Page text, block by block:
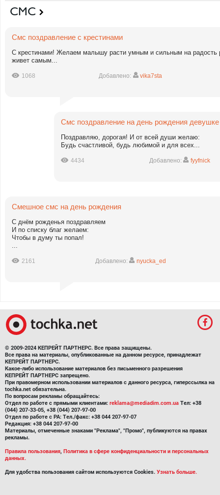
СМС
Смс поздравление с крестинами
С крестинами! Желаем малышу расти умным и сильным на радость
живет самым...
1068 Добавлено: vika7sta
Смс поздравление на день рождения девушке
Поздравляю, дорогая! И от всей души желаю:
Будь счастливой, будь любимой и для всех...
4434 Добавлено: fyyfnick
Смешное смс на день рождения
С днём рожденья поздравляем
И по списку благ желаем:
Чтобы в думу ты попал!
...
2161 Добавлено: nyucka_ed
© 2009-2024 КЕПРЕЙТ ПАРТНЕРС. Все права защищены.
Все права на материалы, опубликованные на данном ресурсе, принадлежат
КЕПРЕЙТ ПАРТНЕРС.
Какое-либо использование материалов без письменного разрешения
КЕПРЕЙТ ПАРТНЕРС запрещено.
При правомерном использовании материалов с данного ресурса, гиперссылка на
tochka.net обязательна.
По вопросам рекламы обращайтесь:
Отдел по работе с прямыми клиентами: reklama@mediadim.com.ua Тел: +38
(044) 207-33-05, +38 (044) 207-97-00
Отдел по работе с РА: Тел./факс: +38 044 207-97-07
Редакция: +38 044 207-97-00
Материалы, отмеченные знаками "Реклама", "Промо", публикуются на правах
рекламы.
Правила пользования, Политика в сфере конфиденциальности и персональных
данных.
Для удобства пользования сайтом используются Cookies. Узнать больше.